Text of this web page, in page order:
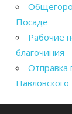
Посаде
Рабочие
благочиния
Отправка